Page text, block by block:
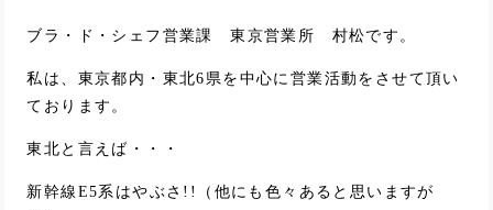
ブラ・ド・シェフ営業課 東京営業所 村松です。
私は、東京都内・東北6県を中心に営業活動をさせて頂い
ております。
東北と言えば・・・
新幹線E5系はやぶさ!!（他にも色々あると思いますが